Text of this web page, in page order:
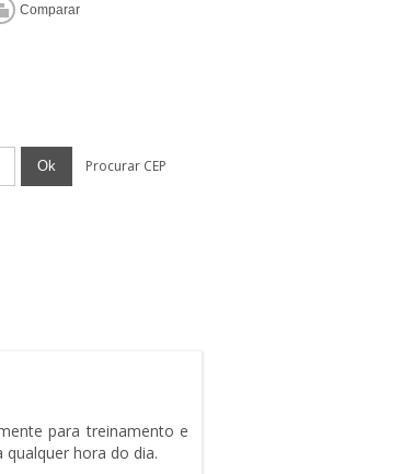
Ok Procurar CEP
para treinamento e
hora do dia.